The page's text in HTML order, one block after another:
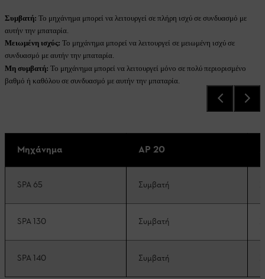
Συμβατή: Το μηχάνημα μπορεί να λειτουργεί σε πλήρη ισχύ σε συνδυασμό με
αυτήν την μπαταρία.
Μειωμένη ισχύς: Το μηχάνημα μπορεί να λειτουργεί σε μειωμένη ισχύ σε
συνδυασμό με αυτήν την μπαταρία.
Μη συμβατή: Το μηχάνημα μπορεί να λειτουργεί μόνο σε πολύ περιορισμένο
βαθμό ή καθόλου σε συνδυασμό με αυτήν την μπαταρία.
Μηχάνημα AP 20
SPA 65 Συμβατή
SPA 130 Συμβατή
SPA 140 Συμβατή